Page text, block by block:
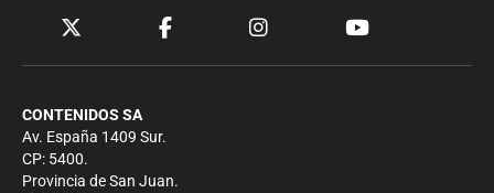
CONTENIDOS SA
Av. España 1409 Sur.
CP: 5400.
Provincia de San Juan.